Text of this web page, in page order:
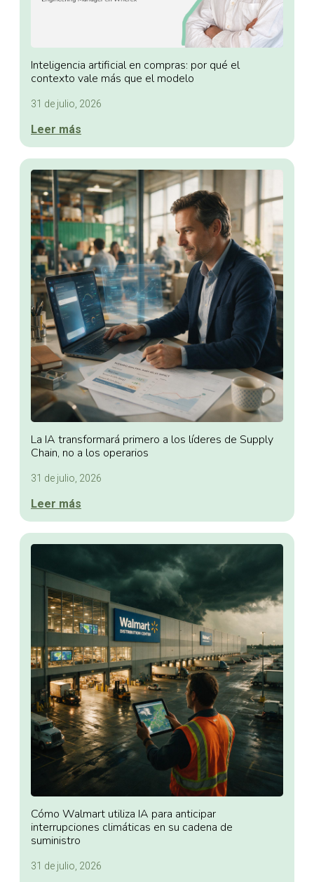
Inteligencia artificial en compras: por qué el
contexto vale más que el modelo
31 de julio, 2026
Leer más
La IA transformará primero a los líderes de Supply
Chain, no a los operarios
31 de julio, 2026
Leer más
Cómo Walmart utiliza IA para anticipar
interrupciones climáticas en su cadena de
suministro
31 de julio, 2026